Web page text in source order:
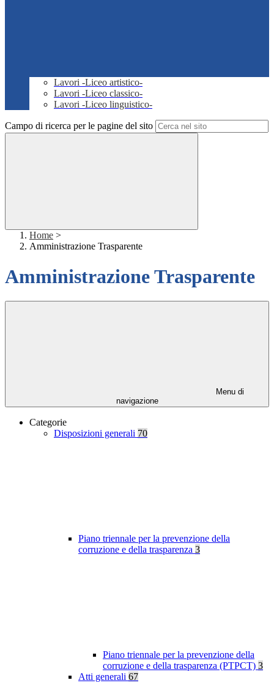
Lavori -Liceo artistico-
Lavori -Liceo classico-
Lavori -Liceo linguistico-
Campo di ricerca per le pagine del sito
Home >
Amministrazione Trasparente
Amministrazione Trasparente
Menu di
navigazione
Categorie
Disposizioni generali 70
Piano triennale per la prevenzione della
corruzione e della trasparenza 3
Piano triennale per la prevenzione della
corruzione e della trasparenza (PTPCT) 3
Atti generali 67